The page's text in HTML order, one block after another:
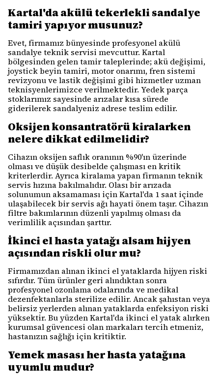
Kartal'da akülü tekerlekli sandalye
tamiri yapıyor musunuz?
Evet, firmamız bünyesinde profesyonel akülü
sandalye teknik servisi mevcuttur. Kartal
bölgesinden gelen tamir taleplerinde; akü değişimi,
joystick beyin tamiri, motor onarımı, fren sistemi
revizyonu ve lastik değişimi gibi hizmetler uzman
teknisyenlerimizce verilmektedir. Yedek parça
stoklarımız sayesinde arızalar kısa sürede
giderilerek sandalyeniz adrese teslim edilir.
Oksijen konsantratörü kiralarken
nelere dikkat edilmelidir?
Cihazın oksijen saflık oranının %90'ın üzerinde
olması ve düşük desibelde çalışması en kritik
kriterlerdir. Ayrıca kiralama yapan firmanın teknik
servis hızına bakılmalıdır. Olası bir arızada
solunumun aksamaması için Kartal'da 1 saat içinde
ulaşabilecek bir servis ağı hayati önem taşır. Cihazın
filtre bakımlarının düzenli yapılmış olması da
verimlilik açısından şarttır.
İkinci el hasta yatağı alsam hijyen
açısından riskli olur mu?
Firmamızdan alınan ikinci el yataklarda hijyen riski
sıfırdır. Tüm ürünler geri alındıktan sonra
profesyonel ozonlama odalarında ve medikal
dezenfektanlarla sterilize edilir. Ancak şahıstan veya
belirsiz yerlerden alınan yataklarda enfeksiyon riski
yüksektir. Bu yüzden Kartal'da ikinci el yatak alırken
kurumsal güvencesi olan markaları tercih etmeniz,
hastanızın sağlığı için kritiktir.
Yemek masası her hasta yatağına
uyumlu mudur?